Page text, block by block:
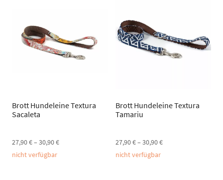
Brott Hundeleine Textura
Sacaleta
27,90€– 30,90€
nicht verfügbar
Brott Hundeleine Textura
Tamariu
27,90€– 30,90€
nicht verfügbar